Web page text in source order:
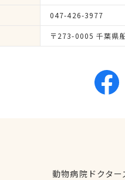
047-426-3977
〒273-0005 千葉県
動物病院ドクタ